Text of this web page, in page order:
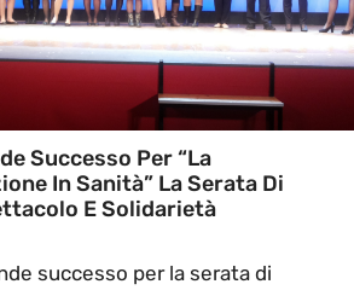
Successo Per “La
In Sanità” La Serata Di
E Solidarietà
successo per la serata di